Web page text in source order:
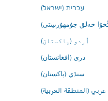
עברית (ישראל)
خەلق جۇمھۇرىيىتى)
اُردو (پاکستان)
درى (افغانستان)
سنڌي (پاکستان)
عربي (المنطقة العربية)